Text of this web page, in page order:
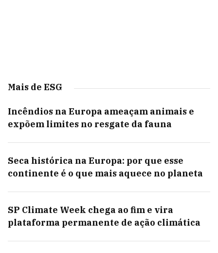
Mais de ESG
Incêndios na Europa ameaçam animais e
expõem limites no resgate da fauna
Seca histórica na Europa: por que esse
continente é o que mais aquece no planeta
SP Climate Week chega ao fim e vira
plataforma permanente de ação climática